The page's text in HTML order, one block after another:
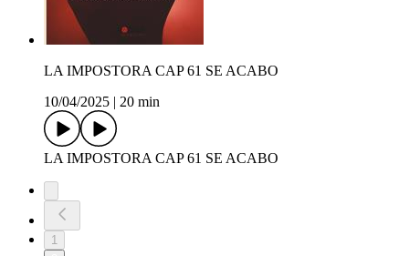
LA IMPOSTORA CAP 61 SE ACABO
10/04/2025
20 min
LA IMPOSTORA CAP 61 SE ACABO
1